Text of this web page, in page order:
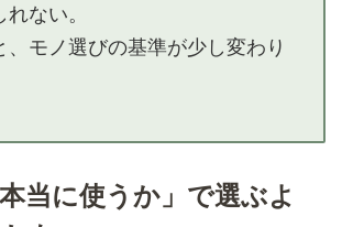
ない。
、モノ選びの基準が少し変わり
当に使うか」で選ぶよ